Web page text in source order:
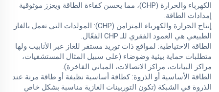
الكهرباء والحرارة (CHP)، مما يحسن كفاءة الطاقة ويعزز موثوقية
إمدادات الطاقة.
إنتاج الحرارة والكهرباء المتزامن (CHP): المولدات التي تعمل بالغاز
الطبيعي هي العمود الفقري للـ CHP الفعّال.
الطاقة الاحتياطية: لمواقع ذات توريد مستقر للغاز عبر الأنابيب ولها
متطلبات حماية بيئية وضوضاء (على سبيل المثال المستشفيات،
مراكز البيانات، مراكز الاتصالات، المباني الفاخرة).
الطاقة الأساسية أو الذروة: كطاقة أساسية نظيفة أو طاقة مرنة عند
الذروة في الشبكة (تكون التوربينات الغازية مناسبة بشكل خاص